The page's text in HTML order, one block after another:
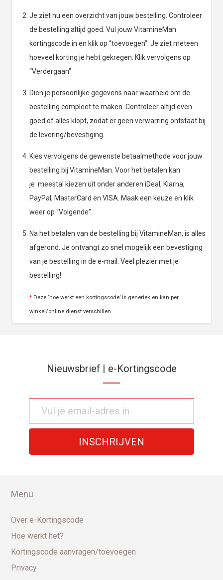
Je ziet nu een overzicht van jouw bestelling. Controleer
de bestelling altijd goed. Vul jouw VitamineMan
kortingscode in en klik op “toevoegen”. Je ziet meteen
hoeveel korting je hebt gekregen. Klik vervolgens op
“Verdergaan”.
Dien je persoonlijke gegevens naar waarheid om de
bestelling compleet te maken. Controleer altijd even
goed of alles klopt, zodat er geen verwarring ontstaat bij
de levering/bevestiging.
Kies vervolgens de gewenste betaalmethode voor jouw
bestelling bij VitamineMan. Voor het betalen kan
je meestal kiezen uit onder anderen iDeal, Klarna,
PayPal, MasterCard en VISA. Maak een keuze en klik
weer op “Volgende”.
Na het betalen van de bestelling bij VitamineMan, is alles
afgerond. Je ontvangt zo snel mogelijk een bevestiging
van je bestelling in de e-mail. Veel plezier met je
bestelling!
* Deze ‘hoe werkt een kortingscode’ is generiek en kan per
winkel/online dienst verschillen
Nieuwsbrief | e-Kortingscode
Menu
Over e-Kortingscode
Hoe werkt het?
Kortingscode aanvragen/toevoegen
Privacy